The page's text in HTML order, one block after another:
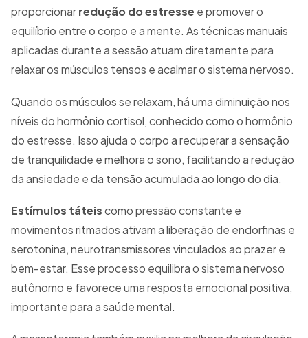
proporcionarredução do estresse e promover o
equilíbrio entre o corpo e a mente. As técnicas manuais
aplicadas durante a sessão atuam diretamente para
relaxar os músculos tensos e acalmar o sistema nervoso.
Quando os músculos se relaxam, há uma diminuição nos
níveis do hormônio cortisol, conhecido como o hormônio
do estresse. Isso ajuda o corpo a recuperar a sensação
de tranquilidade e melhora o sono, facilitando a redução
da ansiedade e da tensão acumulada ao longo do dia.
Estímulos táteiscomo pressão constante e
movimentos ritmados ativam a liberação de endorfinas e
serotonina, neurotransmissores vinculados ao prazer e
bem-estar. Esse processo equilibra o sistema nervoso
autônomo e favorece uma resposta emocional positiva,
importante para a saúde mental.